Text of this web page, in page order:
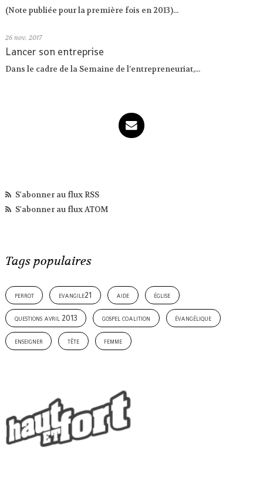
(Note publiée pour la première fois en 2013)...
26 nov. 2017
Lancer son entreprise
Dans le cadre de la Semaine de l’entrepreneuriat,...
S'abonner au flux RSS
S'abonner au flux ATOM
Tags populaires
perrot evangile21 aide église
questions avril 2013 gospel coalition évangélique
enseigner tête femme